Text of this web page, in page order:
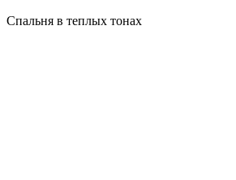
Спальня в теплых тонах